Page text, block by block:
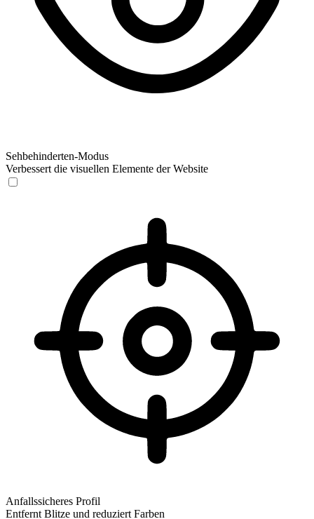
Sehbehinderten-Modus
Verbessert die visuellen Elemente der Website
Anfallssicheres Profil
Entfernt Blitze und reduziert Farben